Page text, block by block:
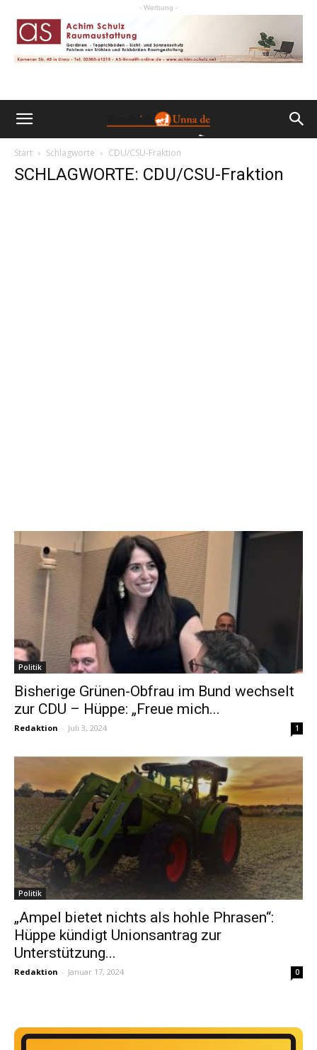
- Werbung -
Start Schlagworte CDU/CSU-Fraktion
SCHLAGWORTE: CDU/CSU-Fraktion
Politik
Bisherige Grünen-Obfrau im Bund wechselt
zur CDU – Hüppe: „Freue mich...
Redaktion - Juli 3, 2024 1
Politik
„Ampel bietet nichts als hohle Phrasen“:
Hüppe kündigt Unionsantrag zur
Unterstützung...
Redaktion - Januar 17, 2024 0